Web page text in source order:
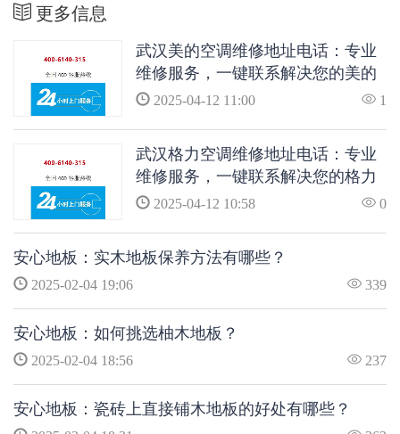
更多信息
武汉美的空调维修地址电话：专业
维修服务，一键联系解决您的美的
空调问题
2025-04-12 11:00 1
武汉格力空调维修地址电话：专业
维修服务，一键联系解决您的格力
空调问题
2025-04-12 10:58 0
安心地板：实木地板保养方法有哪些？
2025-02-04 19:06 339
安心地板：如何挑选柚木地板？
2025-02-04 18:56 237
安心地板：瓷砖上直接铺木地板的好处有哪些？